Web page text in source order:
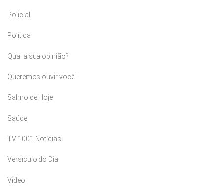
Policial
Política
Qual a sua opinião?
Queremos ouvir você!
Salmo de Hoje
Saúde
TV 1001 Notícias
Versículo do Dia
Vídeo